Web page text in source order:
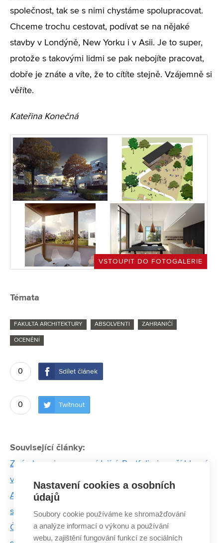
společnost, tak se s nimi chystáme spolupracovat.
Chceme trochu cestovat, podívat se na nějaké
stavby v Londýně, New Yorku i v Asii. Je to super,
protože s takovými lidmi se pak nebojíte pracovat,
dobře je znáte a víte, že to cítíte stejně. Vzájemně si
věříte.
Kateřina Konečná
VSTOUPIT DO FOTOGALERIE
Témata
FAKULTA ARCHITEKTURY ABSOLVENTI ZAHRANIČÍ
OCENĚNÍ
0 Sdílet článek
0 Twítnout
Související články:
Známky nejsou vypovídající. Portfolio je naší hlavní
vizitkou, říká mladý architekt
Absolventka architektury se dostala do prestižního
světového výběru Archiprix
Čínská urbanizace postupuje příliš rychle. Pokud
Nastavení cookies a osobních
údajů
Soubory cookie používáme ke shromažďování
a analýze informací o výkonu a používání
webu, zajištění fungování funkcí ze sociálních